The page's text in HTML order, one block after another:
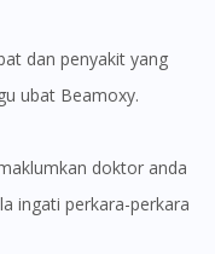
our Malaysian
ubat Beamoxy.
ingati perkara-perkara